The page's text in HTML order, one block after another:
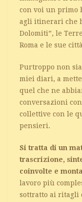
con voi un primo
agli itinerari che
Dolomiti”, le
Roma e le sue
Purtroppo non
miei diari, a
quel che ne
conversazioni
collettive con le
pensieri.
Si tratta di un
trascrizione,
coinvolte e
lavoro più
sottratto ai ritagli